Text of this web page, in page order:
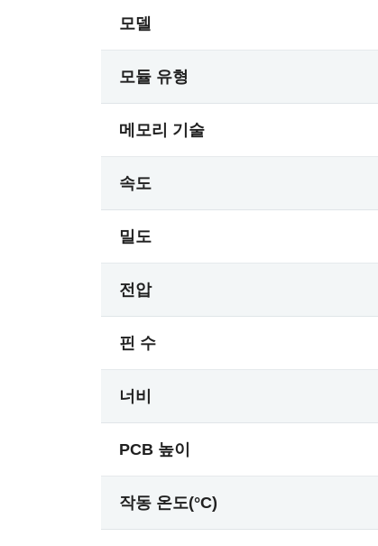
모델
모듈 유형
메모리 기술
속도
밀도
전압
핀 수
너비
PCB 높이
작동 온도(°C)